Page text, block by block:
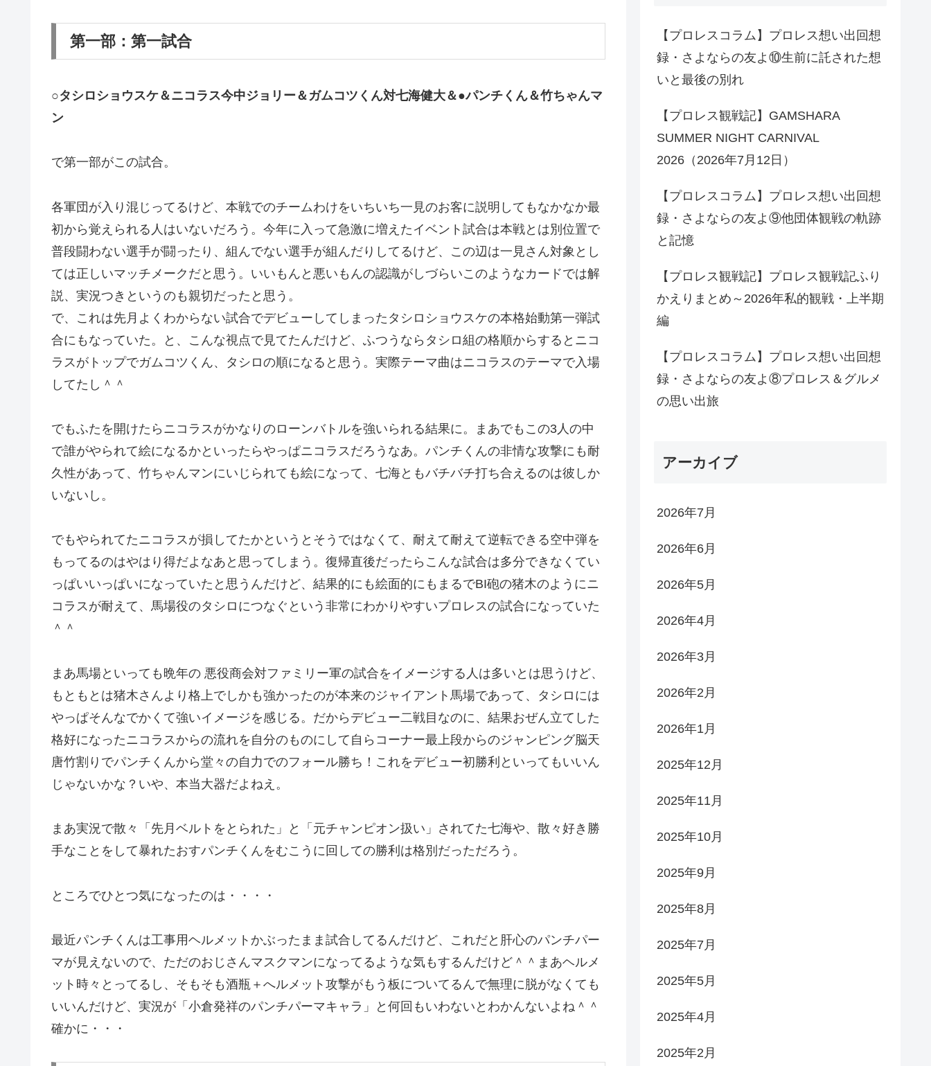
第一部：第一試合
○タシロショウスケ＆ニコラス今中ジョリー＆ガムコツくん対七海健大＆●パンチくん＆竹ちゃんマ
ン
で第一部がこの試合。
各軍団が入り混じってるけど、本戦でのチームわけをいちいち一見のお客に説明してもなかなか最
初から覚えられる人はいないだろう。今年に入って急激に増えたイベント試合は本戦とは別位置で
普段闘わない選手が闘ったり、組んでない選手が組んだりしてるけど、この辺は一見さん対象とし
ては正しいマッチメークだと思う。いいもんと悪いもんの認識がしづらいこのようなカードでは解
説、実況つきというのも親切だったと思う。
で、これは先月よくわからない試合でデビューしてしまったタシロショウスケの本格始動第一弾試
合にもなっていた。と、こんな視点で見てたんだけど、ふつうならタシロ組の格順からするとニコ
ラスがトップでガムコツくん、タシロの順になると思う。実際テーマ曲はニコラスのテーマで入場
してたし＾＾
でもふたを開けたらニコラスがかなりのローンバトルを強いられる結果に。まあでもこの3人の中
で誰がやられて絵になるかといったらやっぱニコラスだろうなあ。パンチくんの非情な攻撃にも耐
久性があって、竹ちゃんマンにいじられても絵になって、七海ともバチバチ打ち合えるのは彼しか
いないし。
でもやられてたニコラスが損してたかというとそうではなくて、耐えて耐えて逆転できる空中弾を
もってるのはやはり得だよなあと思ってしまう。復帰直後だったらこんな試合は多分できなくてい
っぱいいっぱいになっていたと思うんだけど、結果的にも絵面的にもまるでBI砲の猪木のようにニ
コラスが耐えて、馬場役のタシロにつなぐという非常にわかりやすいプロレスの試合になっていた
＾＾
まあ馬場といっても晩年の 悪役商会対ファミリー軍の試合をイメージする人は多いとは思うけど、
もともとは猪木さんより格上でしかも強かったのが本来のジャイアント馬場であって、タシロには
やっぱそんなでかくて強いイメージを感じる。だからデビュー二戦目なのに、結果おぜん立てした
格好になったニコラスからの流れを自分のものにして自らコーナー最上段からのジャンピング脳天
唐竹割りでパンチくんから堂々の自力でのフォール勝ち！これをデビュー初勝利といってもいいん
じゃないかな？いや、本当大器だよねえ。
まあ実況で散々「先月ベルトをとられた」と「元チャンピオン扱い」されてた七海や、散々好き勝
手なことをして暴れたおすパンチくんをむこうに回しての勝利は格別だっただろう。
ところでひとつ気になったのは・・・・
最近パンチくんは工事用ヘルメットかぶったまま試合してるんだけど、これだと肝心のパンチパー
マが見えないので、ただのおじさんマスクマンになってるような気もするんだけど＾＾まあヘルメ
ット時々とってるし、そもそも酒瓶＋へルメット攻撃がもう板についてるんで無理に脱がなくても
いいんだけど、実況が「小倉発祥のパンチパーマキャラ」と何回もいわないとわかんないよね＾＾
確かに・・・
【プロレスコラム】プロレス想い出回想
録・さよならの友よ⑩生前に託された想
いと最後の別れ
【プロレス観戦記】GAMSHARA
SUMMER NIGHT CARNIVAL
2026（2026年7月12日）
【プロレスコラム】プロレス想い出回想
録・さよならの友よ⑨他団体観戦の軌跡
と記憶
【プロレス観戦記】プロレス観戦記ふり
かえりまとめ～2026年私的観戦・上半期
編
【プロレスコラム】プロレス想い出回想
録・さよならの友よ⑧プロレス＆グルメ
の思い出旅
アーカイブ
2026年7月
2026年6月
2026年5月
2026年4月
2026年3月
2026年2月
2026年1月
2025年12月
2025年11月
2025年10月
2025年9月
2025年8月
2025年7月
2025年5月
2025年4月
2025年2月